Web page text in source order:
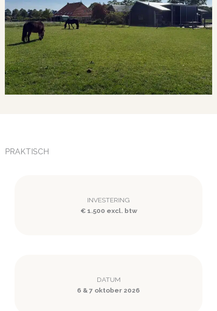
PRAKTISCH
INVESTERING
€ 1.500 excl. btw
DATUM
6 & 7 oktober 2026